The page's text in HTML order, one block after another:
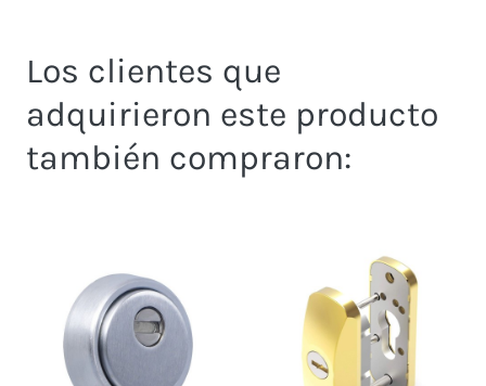
Los clientes que
adquirieron este producto
también compraron: